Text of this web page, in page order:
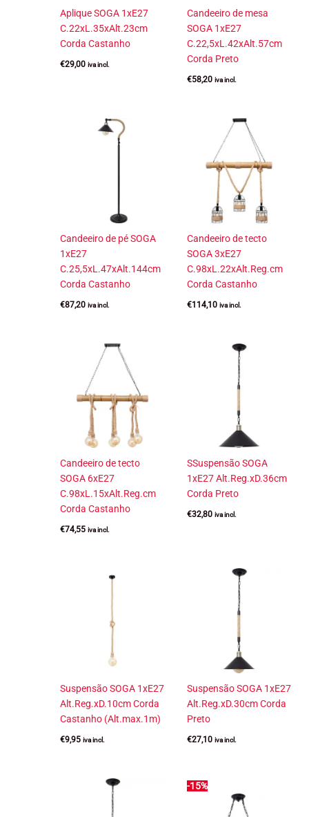
Aplique SOGA 1xE27
C.22xL.35xAlt.23cm
Corda Castanho
€29,00 iva incl.
Candeeiro de mesa
SOGA 1xE27
C.22,5xL.42xAlt.57cm
Corda Preto
€58,20 iva incl.
Candeeiro de pé SOGA
1xE27
C.25,5xL.47xAlt.144cm
Corda Castanho
€87,20 iva incl.
Candeeiro de tecto
SOGA 3xE27
C.98xL.22xAlt.Reg.cm
Corda Castanho
€114,10 iva incl.
Candeeiro de tecto
SOGA 6xE27
C.98xL.15xAlt.Reg.cm
Corda Castanho
€74,55 iva incl.
SSuspensão SOGA
1xE27 Alt.Reg.xD.36cm
Corda Preto
€32,80 iva incl.
Suspensão SOGA 1xE27
Alt.Reg.xD.10cm Corda
Castanho (Alt.max.1m)
€9,95 iva incl.
Suspensão SOGA 1xE27
Alt.Reg.xD.30cm Corda
Preto
€27,10 iva incl.
-15%